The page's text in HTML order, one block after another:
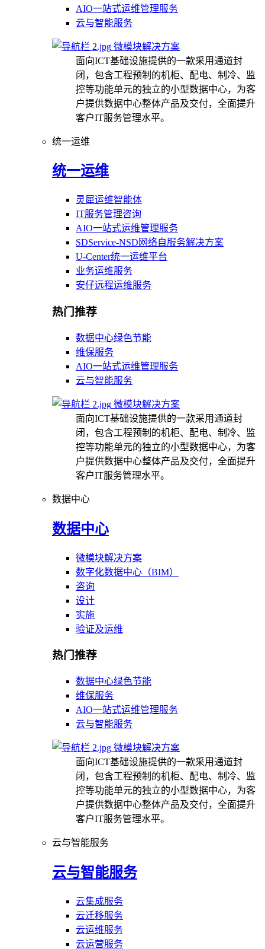
AIO一站式运维管理服务
云与智能服务
微模块解决方案
面向ICT基础设施提供的一款采用通道封
闭，包含工程预制的机柜、配电、制冷、监
控等功能单元的独立的小型数据中心，为客
户提供数据中心整体产品及交付，全面提升
客户IT服务管理水平。
统一运维
统一运维
灵犀运维智能体
IT服务管理咨询
AIO一站式运维管理服务
SDService-NSD网络自服务解决方案
U-Center统一运维平台
业务运维服务
安仔远程运维服务
热门推荐
数据中心绿色节能
维保服务
AIO一站式运维管理服务
云与智能服务
微模块解决方案
面向ICT基础设施提供的一款采用通道封
闭，包含工程预制的机柜、配电、制冷、监
控等功能单元的独立的小型数据中心，为客
户提供数据中心整体产品及交付，全面提升
客户IT服务管理水平。
数据中心
数据中心
微模块解决方案
数字化数据中心（BIM）
咨询
设计
实施
验证及运维
热门推荐
数据中心绿色节能
维保服务
AIO一站式运维管理服务
云与智能服务
微模块解决方案
面向ICT基础设施提供的一款采用通道封
闭，包含工程预制的机柜、配电、制冷、监
控等功能单元的独立的小型数据中心，为客
户提供数据中心整体产品及交付，全面提升
客户IT服务管理水平。
云与智能服务
云与智能服务
云集成服务
云迁移服务
云运维服务
云运营服务